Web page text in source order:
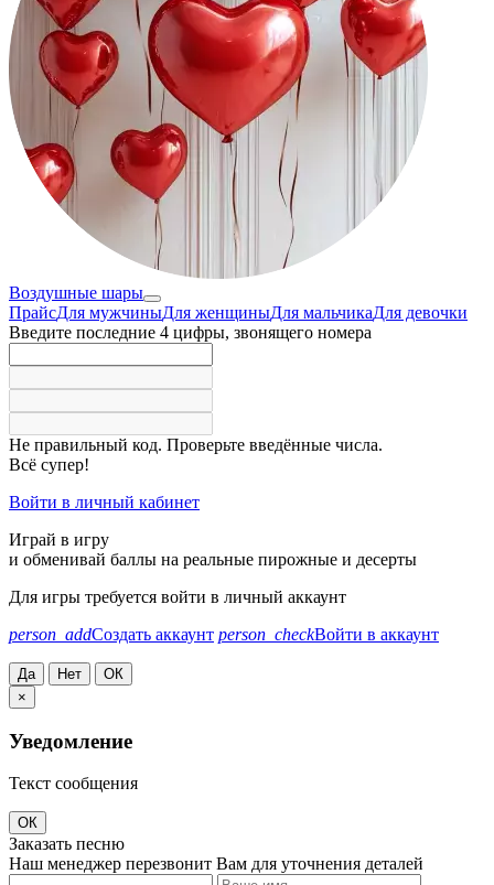
Воздушные шары
ПрайсДля мужчиныДля женщиныДля мальчикаДля девочки
Введите последние 4 цифры, звонящего номера
Не правильный код. Проверьте введённые числа.
Всё супер!
Войти в личный кабинет
Играй в игру
и обменивай баллы на реальные пирожные и десерты
Для игры требуется войти в личный аккаунт
person_addСоздать аккаунт person_checkВойти в аккаунт
Да Нет
ОК
×
Уведомление
Текст сообщения
ОК
Заказать песню
Наш менеджер перезвонит Вам для уточнения деталей